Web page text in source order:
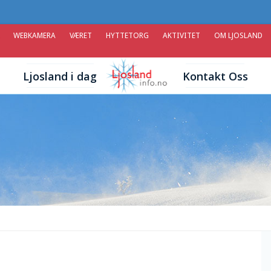
WEBKAMERA VÆRET HYTTETORG AKTIVITET OM LJOSLAND
Ljosland i dag Kontakt Oss